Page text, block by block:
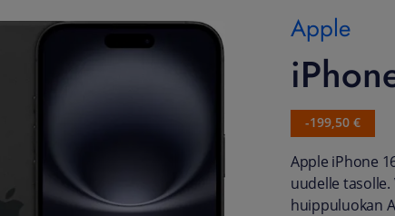
Apple
-199,50 €
Apple iPhone
uudelle
huippuluokan